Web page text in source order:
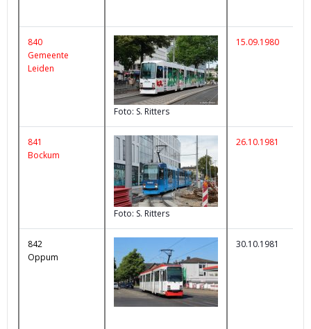
840
Gemeente
Leiden
Foto: S. Ritters
15.09.1980
841
Bockum
Foto: S. Ritters
26.10.1981
842
Oppum
30.10.1981